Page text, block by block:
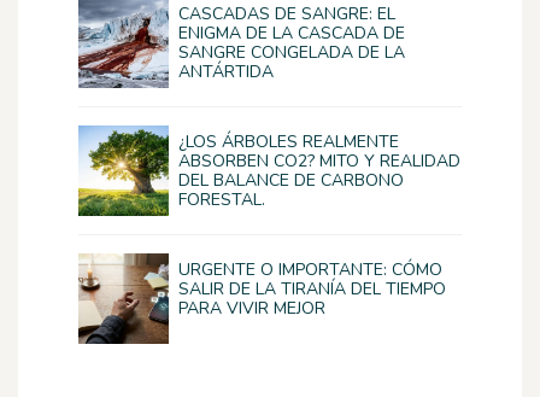
CASCADAS DE SANGRE: EL
ENIGMA DE LA CASCADA DE
SANGRE CONGELADA DE LA
ANTÁRTIDA
¿LOS ÁRBOLES REALMENTE
ABSORBEN CO2? MITO Y REALIDAD
DEL BALANCE DE CARBONO
FORESTAL.
URGENTE O IMPORTANTE: CÓMO
SALIR DE LA TIRANÍA DEL TIEMPO
PARA VIVIR MEJOR